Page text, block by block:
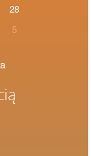
28
5